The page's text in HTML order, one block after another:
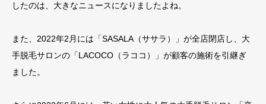
したのは、大きなニュースになりましたよね。
また、2022年2月には「SASALA（ササラ）」が全店閉店し、大
手脱毛サロンの「LACOCO（ラココ）」が顧客の施術を引継ぎ
ました。